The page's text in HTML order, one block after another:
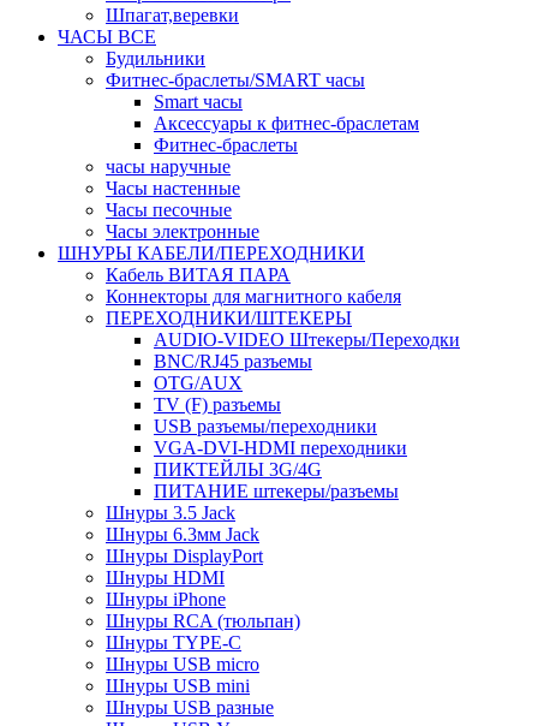
Шпагат,веревки
ЧАСЫ ВСЕ
Будильники
Фитнес-браслеты/SMART часы
Smart часы
Аксессуары к фитнес-браслетам
Фитнес-браслеты
часы наручные
Часы настенные
Часы песочные
Часы электронные
ШНУРЫ КАБЕЛИ/ПЕРЕХОДНИКИ
Кабель ВИТАЯ ПАРА
Коннекторы для магнитного кабеля
ПЕРЕХОДНИКИ/ШТЕКЕРЫ
AUDIO-VIDEO Штекеры/Переходки
BNC/RJ45 разъемы
OTG/AUX
TV (F) разъемы
USB разъемы/переходники
VGA-DVI-HDMI переходники
ПИКТЕЙЛЫ 3G/4G
ПИТАНИЕ штекеры/разъемы
Шнуры 3.5 Jack
Шнуры 6.3мм Jack
Шнуры DisplayPort
Шнуры HDMI
Шнуры iPhone
Шнуры RCA (тюльпан)
Шнуры TYPE-C
Шнуры USB micro
Шнуры USB mini
Шнуры USB разные